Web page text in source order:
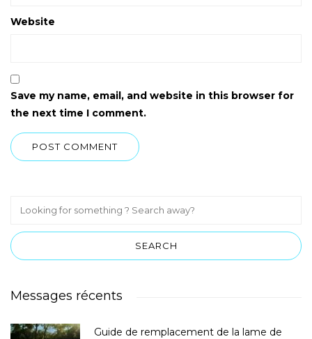
Website
Save my name, email, and website in this browser for
the next time I comment.
Messages récents
Guide de remplacement de la lame de